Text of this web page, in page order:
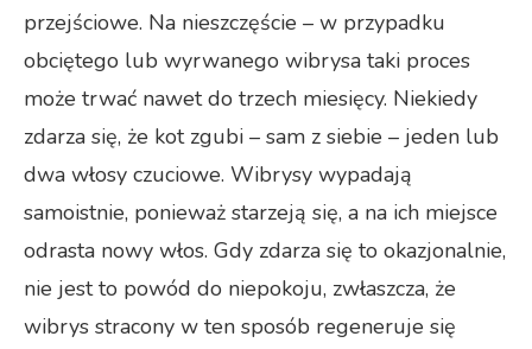
przejściowe. Na nieszczęście – w przypadku
obciętego lub wyrwanego wibrysa taki proces
może trwać nawet do trzech miesięcy. Niekiedy
zdarza się, że kot zgubi – sam z siebie – jeden lub
dwa włosy czuciowe. Wibrysy wypadają
samoistnie, ponieważ starzeją się, a na ich miejsce
odrasta nowy włos. Gdy zdarza się to okazjonalnie,
nie jest to powód do niepokoju, zwłaszcza, że
wibrys stracony w ten sposób regeneruje się